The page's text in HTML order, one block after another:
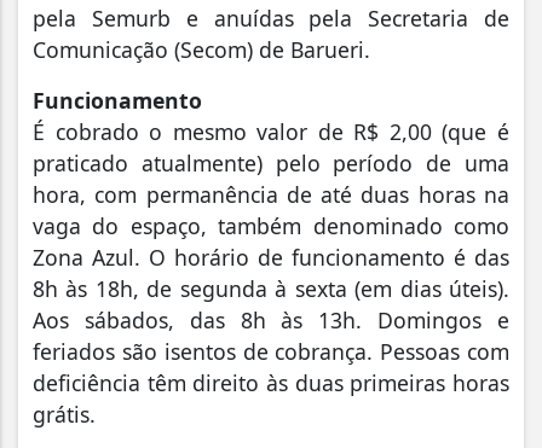
pela Semurb e anuídas pela Secretaria de
Comunicação (Secom) de Barueri.
Funcionamento
É cobrado o mesmo valor de R$ 2,00 (que é
praticado atualmente) pelo período de uma
hora, com permanência de até duas horas na
vaga do espaço, também denominado como
Zona Azul. O horário de funcionamento é das
8h às 18h, de segunda à sexta (em dias úteis).
Aos sábados, das 8h às 13h. Domingos e
feriados são isentos de cobrança. Pessoas com
deficiência têm direito às duas primeiras horas
grátis.